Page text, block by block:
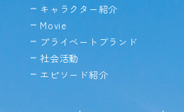
キャラクター紹介
Movie
プライベートブランド
社会活動
エピソード紹介